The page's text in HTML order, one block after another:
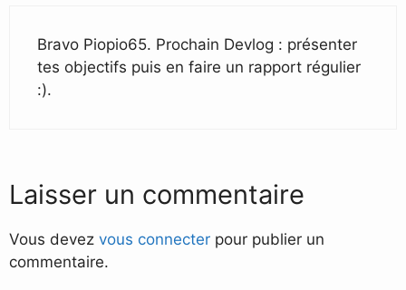
Bravo Piopio65. Prochain Devlog : présenter
tes objectifs puis en faire un rapport régulier
:).
Laisser un commentaire
Vous devez vous connecter pour publier un
commentaire.